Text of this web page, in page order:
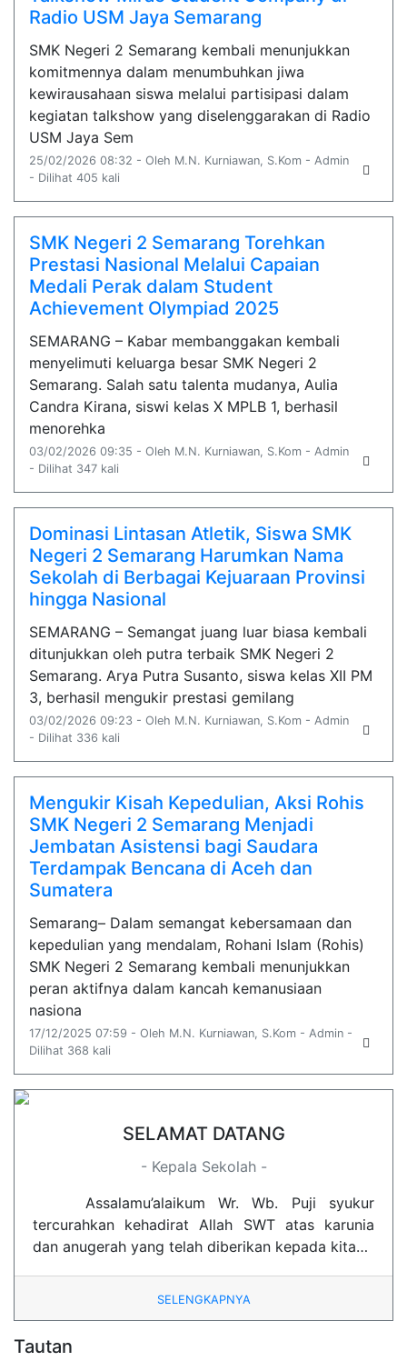
Radio USM Jaya Semarang
SMK Negeri 2 Semarang kembali menunjukkan
komitmennya dalam menumbuhkan jiwa
kewirausahaan siswa melalui partisipasi dalam
kegiatan talkshow yang diselenggarakan di Radio
USM Jaya Sem
25/02/2026 08:32 - Oleh M.N. Kurniawan, S.Kom - Admin
- Dilihat 405 kali
SMK Negeri 2 Semarang Torehkan
Prestasi Nasional Melalui Capaian
Medali Perak dalam Student
Achievement Olympiad 2025
SEMARANG – Kabar membanggakan kembali
menyelimuti keluarga besar SMK Negeri 2
Semarang. Salah satu talenta mudanya, Aulia
Candra Kirana, siswi kelas X MPLB 1, berhasil
menorehka
03/02/2026 09:35 - Oleh M.N. Kurniawan, S.Kom - Admin
- Dilihat 347 kali
Dominasi Lintasan Atletik, Siswa SMK
Negeri 2 Semarang Harumkan Nama
Sekolah di Berbagai Kejuaraan Provinsi
hingga Nasional
SEMARANG – Semangat juang luar biasa kembali
ditunjukkan oleh putra terbaik SMK Negeri 2
Semarang. Arya Putra Susanto, siswa kelas XII PM
3, berhasil mengukir prestasi gemilang
03/02/2026 09:23 - Oleh M.N. Kurniawan, S.Kom - Admin
- Dilihat 336 kali
Mengukir Kisah Kepedulian, Aksi Rohis
SMK Negeri 2 Semarang Menjadi
Jembatan Asistensi bagi Saudara
Terdampak Bencana di Aceh dan
Sumatera
Semarang– Dalam semangat kebersamaan dan
kepedulian yang mendalam, Rohani Islam (Rohis)
SMK Negeri 2 Semarang kembali menunjukkan
peran aktifnya dalam kancah kemanusiaan
nasiona
17/12/2025 07:59 - Oleh M.N. Kurniawan, S.Kom - Admin -
Dilihat 368 kali
SELAMAT DATANG
- Kepala Sekolah -
Assalamu’alaikum Wr. Wb. Puji syukur
tercurahkan kehadirat Allah SWT atas karunia
dan anugerah yang telah diberikan kepada kita…
SELENGKAPNYA
Tautan